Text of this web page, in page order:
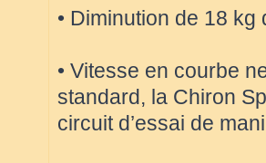
• Diminution de 18
• Vitesse en courbe
standard, la Chiron
circuit d’essai de